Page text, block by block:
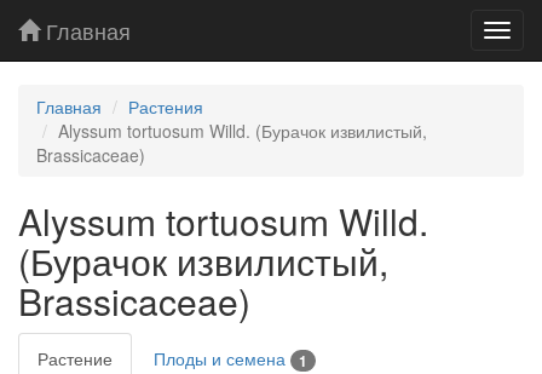
Главная
Главная
Растения
Alyssum tortuosum Willd. (Бурачок извилистый,
Brassicaceae)
Alyssum tortuosum Willd.
(Бурачок извилистый,
Brassicaceae)
Растение Плоды и семена 1